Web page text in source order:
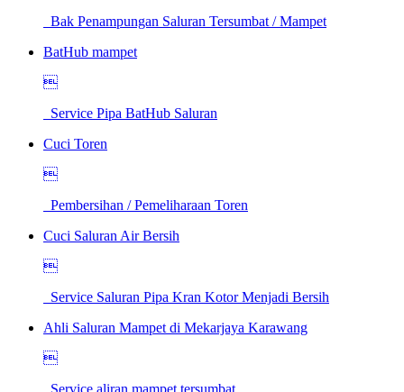
Bak Penampungan Saluran Tersumbat / Mampet
BatHub mampet

Service Pipa BatHub Saluran
Cuci Toren

Pembersihan / Pemeliharaan Toren
Cuci Saluran Air Bersih

Service Saluran Pipa Kran Kotor Menjadi Bersih
Ahli Saluran Mampet di Mekarjaya Karawang

Service aliran mampet tersumbat